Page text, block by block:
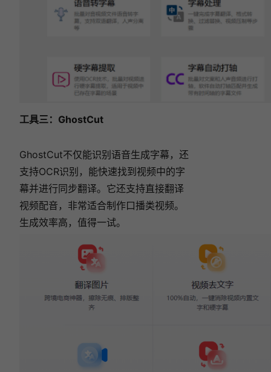
工具三： GhostCut
GhostCut不仅能识别语音生成字幕，还
支持OCR识别，能快速找到视频中的字
幕并进行同步翻译。它还支持直接翻译
视频配音，非常适合制作口播类视频。
生成效率高，值得一试。